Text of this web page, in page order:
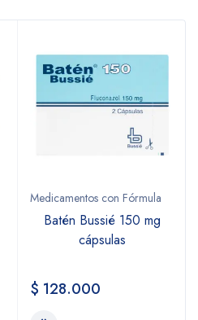
Medicamentos con Fórmula
Batén Bussié 150 mg
cápsulas
$ 128.000